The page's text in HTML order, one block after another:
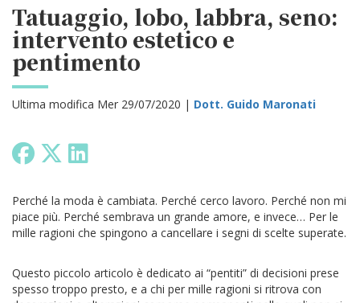
Tatuaggio, lobo, labbra, seno:
intervento estetico e
pentimento
Ultima modifica Mer 29/07/2020 | Dott. Guido Maronati
Perché la moda è cambiata. Perché cerco lavoro. Perché non mi
piace più. Perché sembrava un grande amore, e invece… Per le
mille ragioni che spingono a cancellare i segni di scelte superate.
Questo piccolo articolo è dedicato ai “pentiti” di decisioni prese
spesso troppo presto, e a chi per mille ragioni si ritrova con